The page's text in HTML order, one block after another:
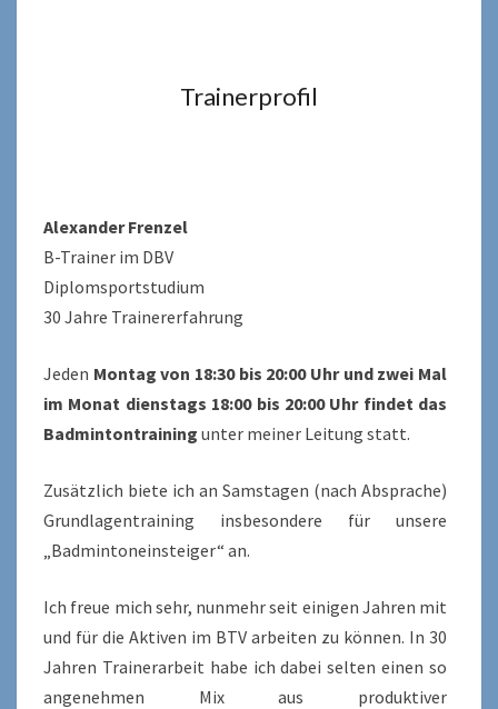
Trainerprofil
Alexander Frenzel
B-Trainer im DBV
Diplomsportstudium
30 Jahre Trainererfahrung
Jeden Montag von 18:30 bis 20:00 Uhr und zwei Mal
im Monat dienstags 18:00 bis 20:00 Uhr findet das
Badmintontraining unter meiner Leitung statt.
Zusätzlich biete ich an Samstagen (nach Absprache)
Grundlagentraining insbesondere für unsere
„Badmintoneinsteiger“ an.
Ich freue mich sehr, nunmehr seit einigen Jahren mit
und für die Aktiven im BTV arbeiten zu können. In 30
Jahren Trainerarbeit habe ich dabei selten einen so
angenehmen Mix aus produktiver